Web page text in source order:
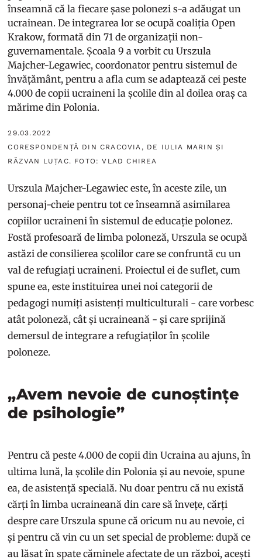
înseamnă că la fiecare șase polonezi s-a adăugat un
ucrainean. De integrarea lor se ocupă coaliția Open
Krakow, formată din 71 de organizații non-
guvernamentale. Școala 9 a vorbit cu Urszula
Majcher-Legawiec, coordonator pentru sistemul de
învățământ, pentru a afla cum se adaptează cei peste
4.000 de copii ucraineni la școlile din al doilea oraș ca
mărime din Polonia.
29.03.2022
CORESPONDENȚĂ DIN CRACOVIA, DE IULIA MARIN ȘI
RĂZVAN LUȚAC. FOTO: VLAD CHIREA
Urszula Majcher-Legawiec este, în aceste zile, un
personaj-cheie pentru tot ce înseamnă asimilarea
copiilor ucraineni în sistemul de educație polonez.
Fostă profesoară de limba poloneză, Urszula se ocupă
astăzi de consilierea școlilor care se confruntă cu un
val de refugiați ucraineni. Proiectul ei de suflet, cum
spune ea, este instituirea unei noi categorii de
pedagogi numiți asistenți multiculturali - care vorbesc
atât poloneză, cât și ucraineană - și care sprijină
demersul de integrare a refugiaților în școlile
poloneze.
„Avem nevoie de cunoștințe
de psihologie”
Pentru că peste 4.000 de copii din Ucraina au ajuns, în
ultima lună, la școlile din Polonia și au nevoie, spune
ea, de asistență specială. Nu doar pentru că nu există
cărți în limba ucraineană din care să învețe, cărți
despre care Urszula spune că oricum nu au nevoie, ci
și pentru că vin cu un set special de probleme: după ce
au lăsat în spate căminele afectate de un război, acești